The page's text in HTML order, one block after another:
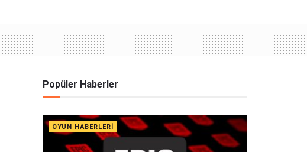
Popüler Haberler
OYUN HABERLERI